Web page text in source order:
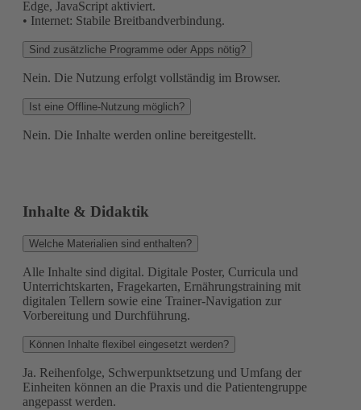
Edge, JavaScript aktiviert.
• Internet: Stabile Breitbandverbindung.
Sind zusätzliche Programme oder Apps nötig?
Nein. Die Nutzung erfolgt vollständig im Browser.
Ist eine Offline-Nutzung möglich?
Nein. Die Inhalte werden online bereitgestellt.
Inhalte & Didaktik
Welche Materialien sind enthalten?
Alle Inhalte sind digital. Digitale Poster, Curricula und
Unterrichtskarten, Fragekarten, Ernährungstraining mit
digitalen Tellern sowie eine Trainer-Navigation zur
Vorbereitung und Durchführung.
Können Inhalte flexibel eingesetzt werden?
Ja. Reihenfolge, Schwerpunktsetzung und Umfang der
Einheiten können an die Praxis und die Patientengruppe
angepasst werden.